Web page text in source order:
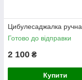
Цибулесаджалка ручна
Готово до відправки
2 100 ₴
Купити